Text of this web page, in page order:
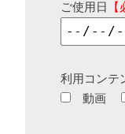
ご使用日 【
利用コンテ
動画